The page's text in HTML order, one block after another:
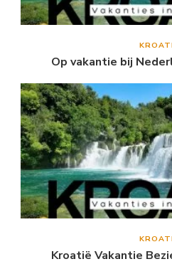
Op vakantie bij
Kroatië Vakantie